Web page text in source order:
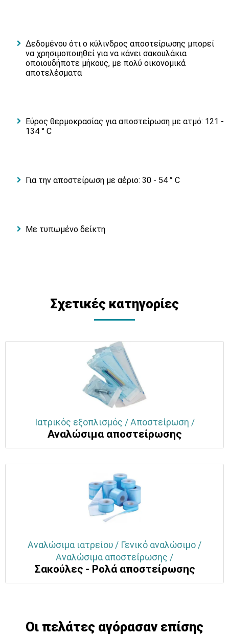
Δεδομένου ότι ο κύλινδρος αποστείρωσης μπορεί
να χρησιμοποιηθεί για να κάνει σακουλάκια
οποιουδήποτε μήκους, με πολύ οικονομικά
αποτελέσματα
Εύρος θερμοκρασίας για αποστείρωση με ατμό: 121 -
134 ° C
Για την αποστείρωση με αέριο: 30 - 54 ° C
Με τυπωμένο δείκτη
Σχετικές κατηγορίες
Ιατρικός εξοπλισμός / Αποστείρωση /
Αναλώσιμα αποστείρωσης
Αναλώσιμα ιατρείου / Γενικό αναλώσιμο /
Αναλώσιμα αποστείρωσης /
Σακούλες - Ρολά αποστείρωσης
Οι πελάτες αγόρασαν επίσης